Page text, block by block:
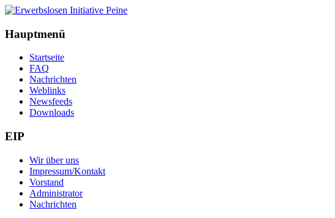
Hauptmenü
Startseite
FAQ
Nachrichten
Weblinks
Newsfeeds
Downloads
EIP
Wir über uns
Impressum/Kontakt
Vorstand
Administrator
Nachrichten